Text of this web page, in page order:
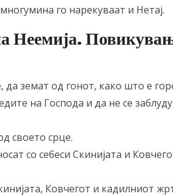
го нарекуваат и Нетај.
Неемија.
да земат од гонот, како што е
на Господа и да не се
своето срце.
со себеси Скинијата и
Ковчегот и кадилниот